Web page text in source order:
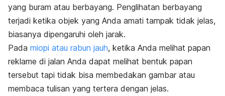
yang buram atau berbayang. Penglihatan berbayang
terjadi ketika objek yang Anda amati tampak tidak jelas,
biasanya dipengaruhi oleh jarak.
Pada miopi atau rabun jauh, ketika Anda melihat papan
reklame di jalan Anda dapat melihat bentuk papan
tersebut tapi tidak bisa membedakan gambar atau
membaca tulisan yang tertera dengan jelas.